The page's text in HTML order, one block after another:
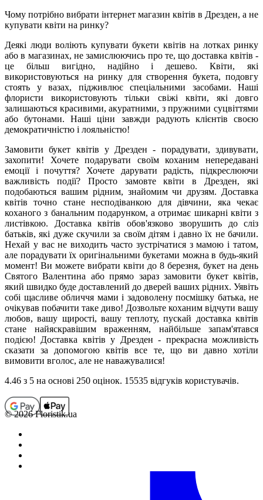
Чому потрібно вибрати інтернет магазин квітів в Дрезден, а не
купувати квіти на ринку?
Деякі люди воліють купувати букети квітів на лотках ринку
або в магазинах, не замислюючись про те, що доставка квітів -
це більш вигідно, надійно і дешево. Квіти, які
використовуються на ринку для створення букета, подовгу
стоять у вазах, підживлює спеціальними засобами. Наші
флористи використовують тільки свіжі квіти, які довго
залишаються красивими, акуратними, з пружними суцвіттями
або бутонами. Наші ціни завжди радують клієнтів своєю
демократичністю і лояльністю!
Замовити букет квітів у Дрезден - порадувати, здивувати,
захопити! Хочете подарувати своїм коханим непередавані
емоції і почуття? Хочете дарувати радість, підкреслюючи
важливість події? Просто замовте квіти в Дрезден, які
подобаються вашим рідним, знайомим чи друзям. Доставка
квітів точно стане несподіванкою для дівчини, яка чекає
коханого з банальним подарунком, а отримає шикарні квіти з
листівкою. Доставка квітів обов'язково зворушить до сліз
батьків, які дуже скучили за своїм дітям і давно їх не бачили.
Нехай у вас не виходить часто зустрічатися з мамою і татом,
але порадувати їх оригінальними букетами можна в будь-який
момент! Ви можете вибрати квіти до 8 березня, букет на день
Святого Валентина або прямо зараз замовити букет квітів,
який швидко буде доставлений до дверей ваших рідних. Уявіть
собі щасливе обличчя мами і задоволену посмішку батька, не
очікував побачити таке диво! Дозвольте коханим відчути вашу
любов, вашу щирості, вашу теплоту, пускай доставка квітів
стане найяскравішим враженням, найбільше запам'ятався
подією! Доставка квітів у Дрезден - прекрасна можливість
сказати за допомогою квітів все те, що ви давно хотіли
вимовити вголос, але не наважувалися!
4.46 з 5 на основi 250 оцiнок. 15535 відгуків користувачiв.
© 2026 Floristik.ua